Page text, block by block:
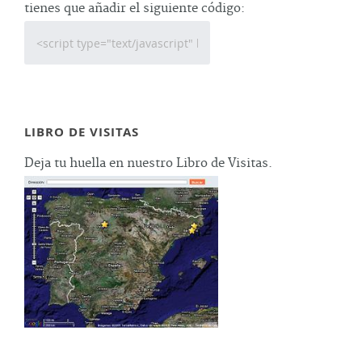
tienes que añadir el siguiente código:
LIBRO DE VISITAS
Deja tu huella en nuestro Libro de Visitas.